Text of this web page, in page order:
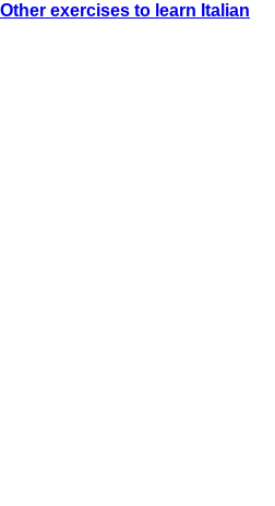
Other exercises to learn Italian